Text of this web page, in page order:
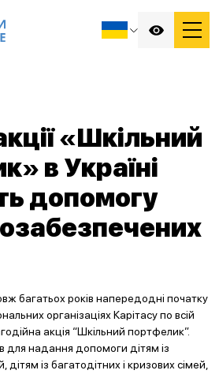
«Шкільний
в Україні
допомогу
багатьох років напередодні початку
організаціях Карітасу по всій
акція “Шкільний портфелик”.
для надання допомоги дітям із
із багатодітних і кризових сімей,